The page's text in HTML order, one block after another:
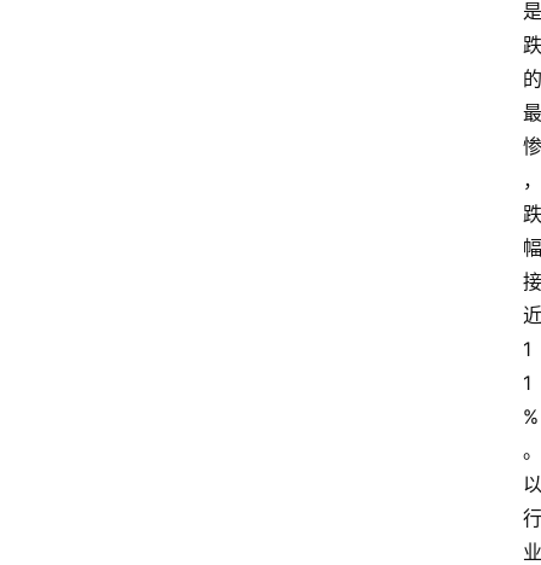
是
跌
的
最
惨
，
跌
幅
接
近
1
1
%
。
以
行
业